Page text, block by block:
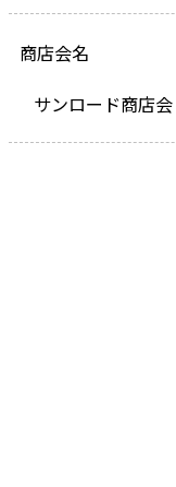
商店会名
サンロード商店会